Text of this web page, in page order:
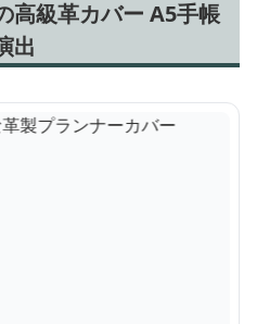
高級革カバー A5手帳
出